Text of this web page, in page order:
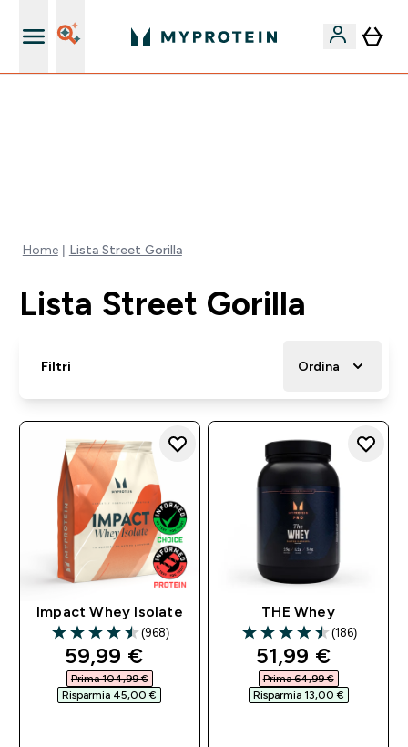
Home Lista Street Gorilla
Lista Street Gorilla
Filtri Ordina
Impact Whey Isolate
4.5 out of 5 stars
(968)
discounted price
59,99 €‎
Prima 104,99 €‎
Risparmia 45,00 €‎
THE Whey
4.53 out of 5 stars
(186)
discounted
51,99 €‎
Prima 64,99 €‎
Risparmia 13,00 €‎